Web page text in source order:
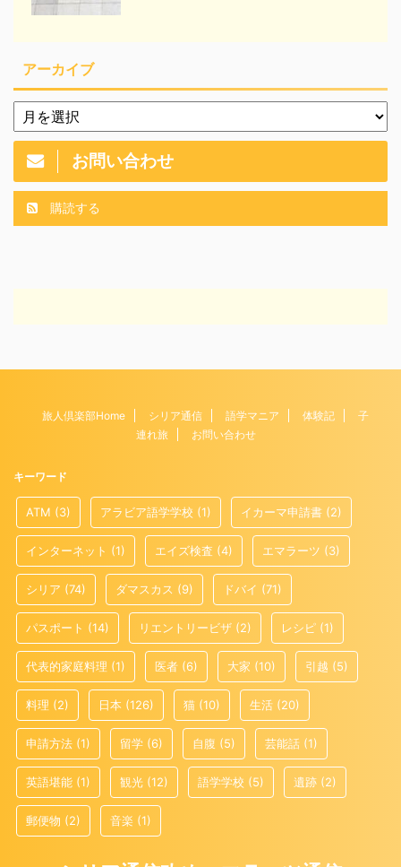
アーカイブ
お問い合わせ
購読する
旅人倶楽部Home シリア通信 語学マニア 体験記
子
連れ旅
お問い合わせ
キーワード
ATM (3) アラビア語学学校 (1) イカーマ申請書 (2)
インターネット (1) エイズ検査 (4) エマラーツ (3)
シリア (74) ダマスカス (9) ドバイ (71)
パスポート (14) リエントリービザ (2) レシピ (1)
代表的家庭料理 (1) 医者 (6) 大家 (10) 引越 (5)
料理 (2) 日本 (126) 猫 (10) 生活 (20)
申請方法 (1) 留学 (6) 自腹 (5) 芸能話 (1)
英語堪能 (1) 観光 (12) 語学学校 (5) 遺跡 (2)
郵便物 (2) 音楽 (1)